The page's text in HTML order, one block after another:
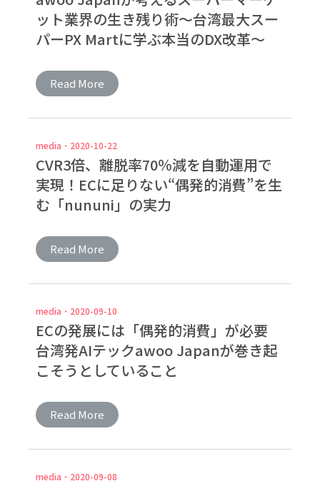
ット業界の生き残り術〜台湾最大スー
パーPX Martに学ぶ本当のDX改革〜
Read More
media 2020-10-22
CVR3倍、離脱率70％減を自動運用で
実現！ECに足りない“偶発的消費”を生
む「nununi」の実力
Read More
media 2020-09-10
ECの発展には「偶発的消費」が必要
台湾発AIテックawoo Japanが巻き起
こそうとしていること
Read More
media 2020-09-08